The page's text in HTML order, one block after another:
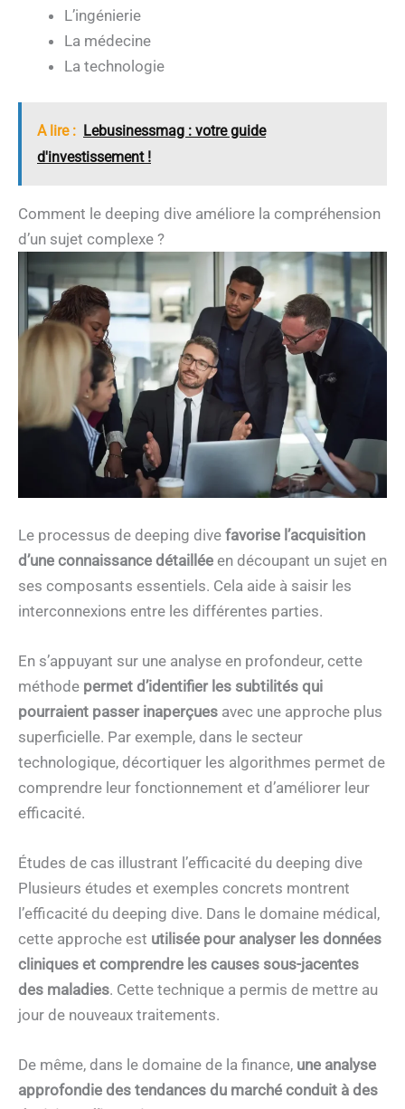
L’ingénierie
La médecine
La technologie
A lire : Lebusinessmag : votre guide
d'investissement !
Comment le deeping dive améliore la compréhension
d’un sujet complexe ?
Le processus de deeping dive favorise l’acquisition
d’une connaissance détaillée en découpant un sujet en
ses composants essentiels. Cela aide à saisir les
interconnexions entre les différentes parties.
En s’appuyant sur une analyse en profondeur, cette
méthode permet d’identifier les subtilités qui
pourraient passer inaperçues avec une approche plus
superficielle. Par exemple, dans le secteur
technologique, décortiquer les algorithmes permet de
comprendre leur fonctionnement et d’améliorer leur
efficacité.
Études de cas illustrant l’efficacité du deeping dive
Plusieurs études et exemples concrets montrent
l’efficacité du deeping dive. Dans le domaine médical,
cette approche est utilisée pour analyser les données
cliniques et comprendre les causes sous-jacentes
des maladies. Cette technique a permis de mettre au
jour de nouveaux traitements.
De même, dans le domaine de la finance, une analyse
approfondie des tendances du marché conduit à des